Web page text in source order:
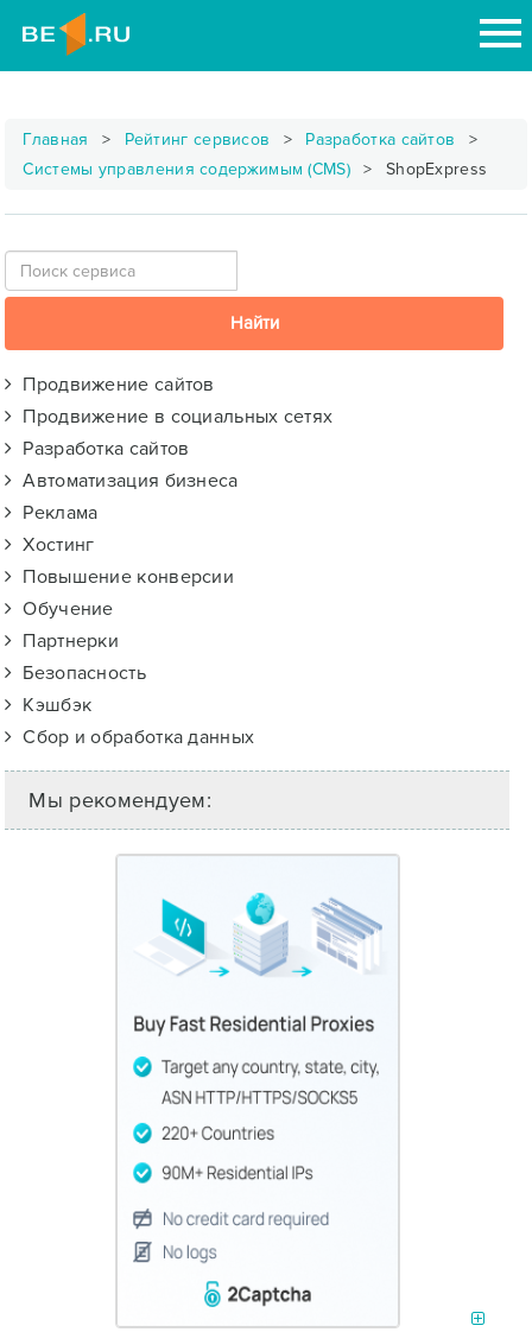
Главная Рейтинг сервисов
Разработка сайтов
Системы управления содержимым (CMS)
ShopExpress
Продвижение сайтов
Продвижение в социальных сетях
Разработка сайтов
Автоматизация бизнеса
Реклама
Хостинг
Повышение конверсии
Обучение
Партнерки
Безопасность
Кэшбэк
Сбор и обработка данных
Мы рекомендуем: